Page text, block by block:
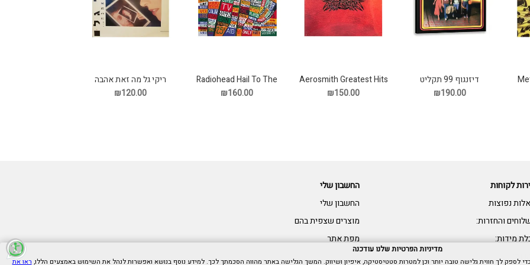
דיזנגוף 99 תקליט
₪190.00
Aerosmith Greatest Hits
תקליט
₪150.00
Radiohead Hail To The
Thief 2LP תקליט
₪160.00
ריקי גל מה זאת אהבה
תקליט
₪120.00
לקוחות
נפוצות
והחזרות:
מידות:
החשבון שלי
החשבון שלי
מוצרים שצפית בהם
מפת אתר
מדיניות הפרטיות שלנו עודכנה
ראו את